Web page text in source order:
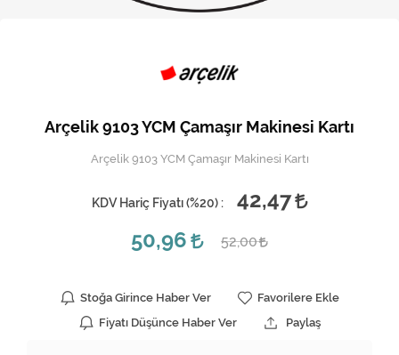
Musluk
Arçelik 9103 YCM Çamaşır Makinesi Kartı
Arçelik 9103 YCM Çamaşır Makinesi Kartı
KDV Hariç Fiyatı (%20) :
42,47
50,96
52,00
Stoğa Girince Haber Ver
Favorilere Ekle
Fiyatı Düşünce Haber Ver
Paylaş